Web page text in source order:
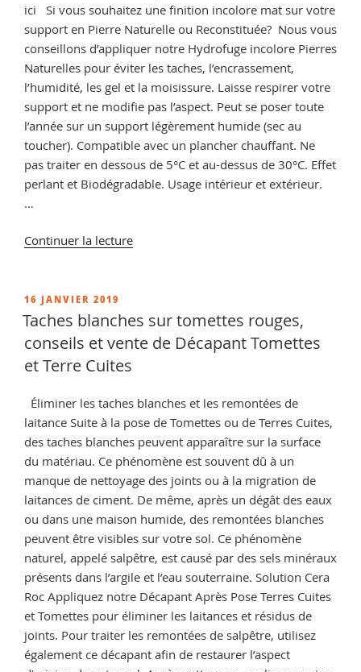
ici Si vous souhaitez une finition incolore mat sur votre
support en Pierre Naturelle ou Reconstituée? Nous vous
conseillons d’appliquer notre Hydrofuge incolore Pierres
Naturelles pour éviter les taches, l’encrassement,
l’humidité, les gel et la moisissure. Laisse respirer votre
support et ne modifie pas l’aspect. Peut se poser toute
l’année sur un support légèrement humide (sec au
toucher). Compatible avec un plancher chauffant. Ne
pas traiter en dessous de 5°C et au-dessus de 30°C. Effet
perlant et Biodégradable. Usage intérieur et extérieur.
…
Continuer la lecturede
la
solution
PUBLIÉ
LE
16 JANVIER 2019
Taches blanches sur tomettes rouges,
conseils et vente de Décapant Tomettes
et Terre Cuites
Éliminer les taches blanches et les remontées de
laitance Suite à la pose de Tomettes ou de Terres Cuites,
des taches blanches peuvent apparaître sur la surface
du matériau. Ce phénomène est souvent dû à un
manque de nettoyage des joints ou à la migration de
laitances de ciment. De même, après un dégât des eaux
ou dans une maison humide, des remontées blanches
peuvent être visibles sur votre sol. Ce phénomène
naturel, appelé salpêtre, est causé par des sels minéraux
présents dans l’argile et l’eau souterraine. Solution Cera
Roc Appliquez notre Décapant Après Pose Terres Cuites
et Tomettes pour éliminer les laitances et résidus de
joints. Pour traiter les remontées de salpêtre, utilisez
également ce décapant afin de restaurer l’aspect